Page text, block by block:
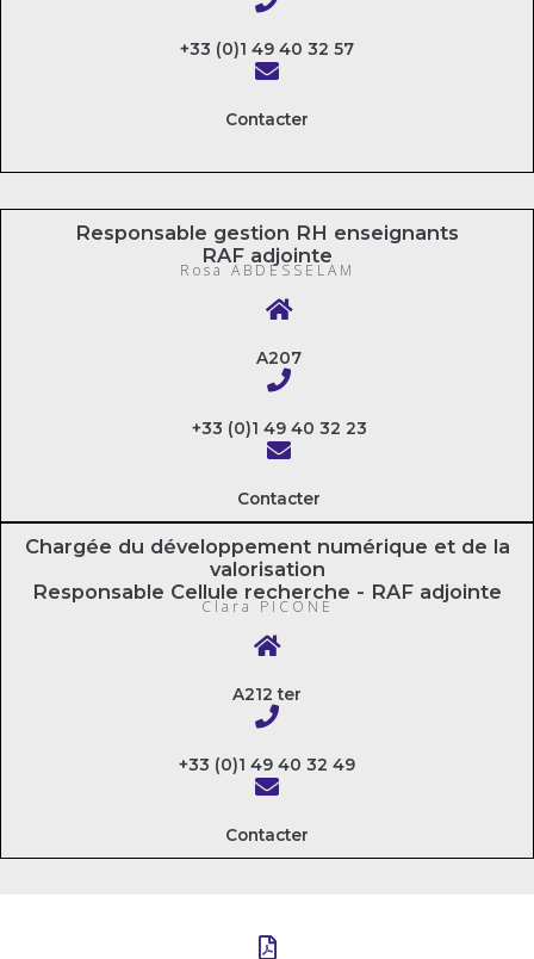
+33 (0)1 49 40 32 57
Contacter
Responsable gestion RH enseignants
RAF adjointe
Rosa ABDESSELAM
A207
+33 (0)1 49 40 32 23
Contacter
Chargée du développement numérique et de la
valorisation
Responsable Cellule recherche - RAF adjointe
Clara PICONE
A212 ter
+33 (0)1 49 40 32 49
Contacter